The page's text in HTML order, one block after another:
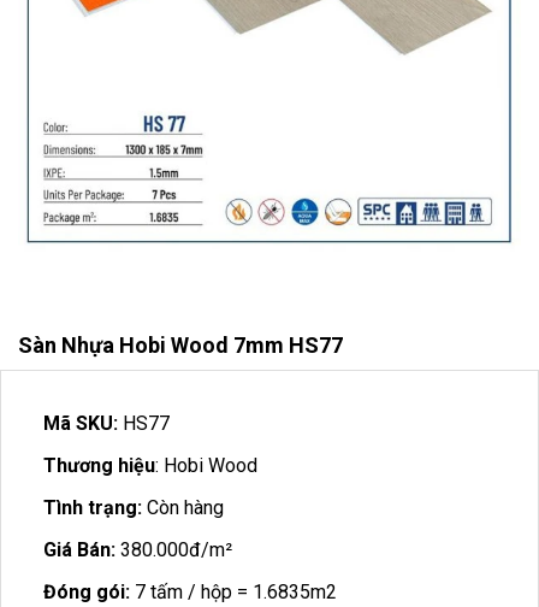
Sàn Nhựa Hobi Wood 7mm HS77
Mã SKU: HS77
Thương hiệu: Hobi Wood
Tình trạng: Còn hàng
Giá Bán: 380.000đ/m²
Đóng gói: 7 tấm / hộp = 1.6835m2